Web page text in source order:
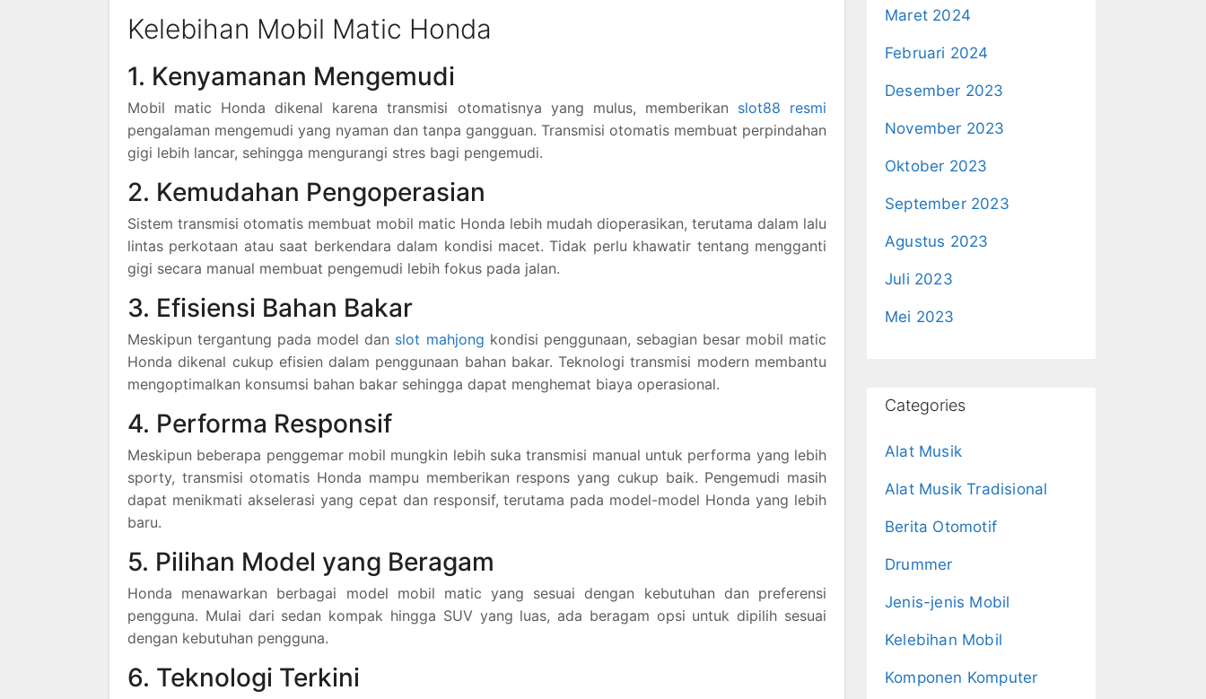
Kelebihan Mobil Matic Honda
1. Kenyamanan Mengemudi
Mobil matic Honda dikenal karena transmisi otomatisnya yang mulus, memberikan slot88 resmi
pengalaman mengemudi yang nyaman dan tanpa gangguan. Transmisi otomatis membuat perpindahan
gigi lebih lancar, sehingga mengurangi stres bagi pengemudi.
2. Kemudahan Pengoperasian
Sistem transmisi otomatis membuat mobil matic Honda lebih mudah dioperasikan, terutama dalam lalu
lintas perkotaan atau saat berkendara dalam kondisi macet. Tidak perlu khawatir tentang mengganti
gigi secara manual membuat pengemudi lebih fokus pada jalan.
3. Efisiensi Bahan Bakar
Meskipun tergantung pada model dan slot mahjong kondisi penggunaan, sebagian besar mobil matic
Honda dikenal cukup efisien dalam penggunaan bahan bakar. Teknologi transmisi modern membantu
mengoptimalkan konsumsi bahan bakar sehingga dapat menghemat biaya operasional.
4. Performa Responsif
Meskipun beberapa penggemar mobil mungkin lebih suka transmisi manual untuk performa yang lebih
sporty, transmisi otomatis Honda mampu memberikan respons yang cukup baik. Pengemudi masih
dapat menikmati akselerasi yang cepat dan responsif, terutama pada model-model Honda yang lebih
baru.
5. Pilihan Model yang Beragam
Honda menawarkan berbagai model mobil matic yang sesuai dengan kebutuhan dan preferensi
pengguna. Mulai dari sedan kompak hingga SUV yang luas, ada beragam opsi untuk dipilih sesuai
dengan kebutuhan pengguna.
6. Teknologi Terkini
Maret 2024
Februari 2024
Desember 2023
November 2023
Oktober 2023
September 2023
Agustus 2023
Juli 2023
Mei 2023
Categories
Alat Musik
Alat Musik Tradisional
Berita Otomotif
Drummer
Jenis-jenis Mobil
Kelebihan Mobil
Komponen Komputer